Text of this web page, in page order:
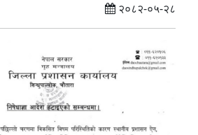
२०८२-०५-२८